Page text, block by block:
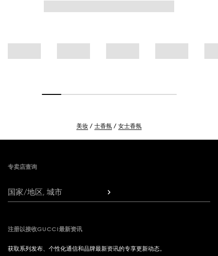
美妆 士香氛 女士香氛
专卖店查询
国家/地区, 城市
注册以接收GUCCI最新资讯
获取系列发布、个性化通信和品牌最新资讯的专享更新动态。